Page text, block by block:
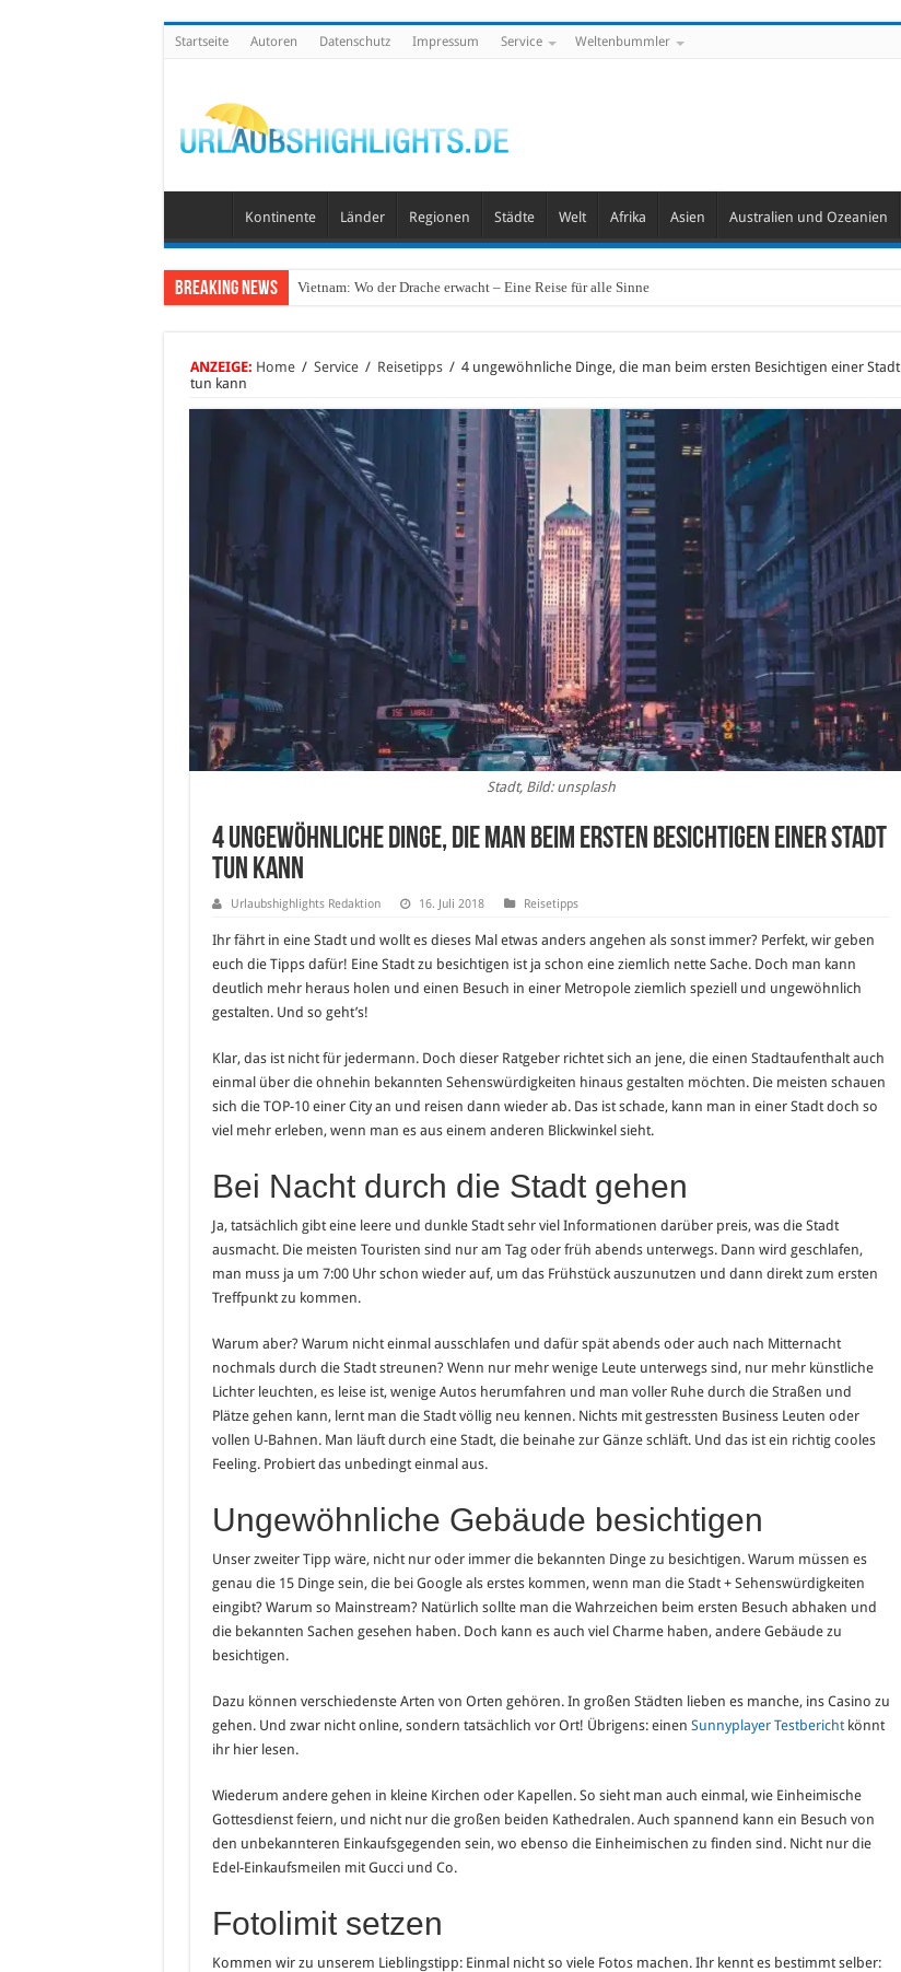
Startseite Autoren Datenschutz Impressum Service Weltenbummler
Kontinente Länder Regionen Städte Welt Afrika Asien Australien und Ozeanien
Breaking News Vietnam: Wo der Drache erwacht – Eine Reise für alle Sinne
ANZEIGE: Home / Service / Reisetipps / 4 ungewöhnliche Dinge, die man beim ersten Besichtigen einer Stadt
tun kann
Stadt, Bild: unsplash
4 ungewöhnliche Dinge, die man beim ersten Besichtigen einer Stadt
tun kann
Urlaubshighlights Redaktion 16. Juli 2018 Reisetipps
Ihr fährt in eine Stadt und wollt es dieses Mal etwas anders angehen als sonst immer? Perfekt, wir geben
euch die Tipps dafür! Eine Stadt zu besichtigen ist ja schon eine ziemlich nette Sache. Doch man kann
deutlich mehr heraus holen und einen Besuch in einer Metropole ziemlich speziell und ungewöhnlich
gestalten. Und so geht’s!
Klar, das ist nicht für jedermann. Doch dieser Ratgeber richtet sich an jene, die einen Stadtaufenthalt auch
einmal über die ohnehin bekannten Sehenswürdigkeiten hinaus gestalten möchten. Die meisten schauen
sich die TOP-10 einer City an und reisen dann wieder ab. Das ist schade, kann man in einer Stadt doch so
viel mehr erleben, wenn man es aus einem anderen Blickwinkel sieht.
Bei Nacht durch die Stadt gehen
Ja, tatsächlich gibt eine leere und dunkle Stadt sehr viel Informationen darüber preis, was die Stadt
ausmacht. Die meisten Touristen sind nur am Tag oder früh abends unterwegs. Dann wird geschlafen,
man muss ja um 7:00 Uhr schon wieder auf, um das Frühstück auszunutzen und dann direkt zum ersten
Treffpunkt zu kommen.
Warum aber? Warum nicht einmal ausschlafen und dafür spät abends oder auch nach Mitternacht
nochmals durch die Stadt streunen? Wenn nur mehr wenige Leute unterwegs sind, nur mehr künstliche
Lichter leuchten, es leise ist, wenige Autos herumfahren und man voller Ruhe durch die Straßen und
Plätze gehen kann, lernt man die Stadt völlig neu kennen. Nichts mit gestressten Business Leuten oder
vollen U-Bahnen. Man läuft durch eine Stadt, die beinahe zur Gänze schläft. Und das ist ein richtig cooles
Feeling. Probiert das unbedingt einmal aus.
Ungewöhnliche Gebäude besichtigen
Unser zweiter Tipp wäre, nicht nur oder immer die bekannten Dinge zu besichtigen. Warum müssen es
genau die 15 Dinge sein, die bei Google als erstes kommen, wenn man die Stadt + Sehenswürdigkeiten
eingibt? Warum so Mainstream? Natürlich sollte man die Wahrzeichen beim ersten Besuch abhaken und
die bekannten Sachen gesehen haben. Doch kann es auch viel Charme haben, andere Gebäude zu
besichtigen.
Dazu können verschiedenste Arten von Orten gehören. In großen Städten lieben es manche, ins Casino zu
gehen. Und zwar nicht online, sondern tatsächlich vor Ort! Übrigens: einen Sunnyplayer Testberichtkönnt
ihr hier lesen.
Wiederum andere gehen in kleine Kirchen oder Kapellen. So sieht man auch einmal, wie Einheimische
Gottesdienst feiern, und nicht nur die großen beiden Kathedralen. Auch spannend kann ein Besuch von
den unbekannteren Einkaufsgegenden sein, wo ebenso die Einheimischen zu finden sind. Nicht nur die
Edel-Einkaufsmeilen mit Gucci und Co.
Fotolimit setzen
Kommen wir zu unserem Lieblingstipp: Einmal nicht so viele Fotos machen. Ihr kennt es bestimmt selber: